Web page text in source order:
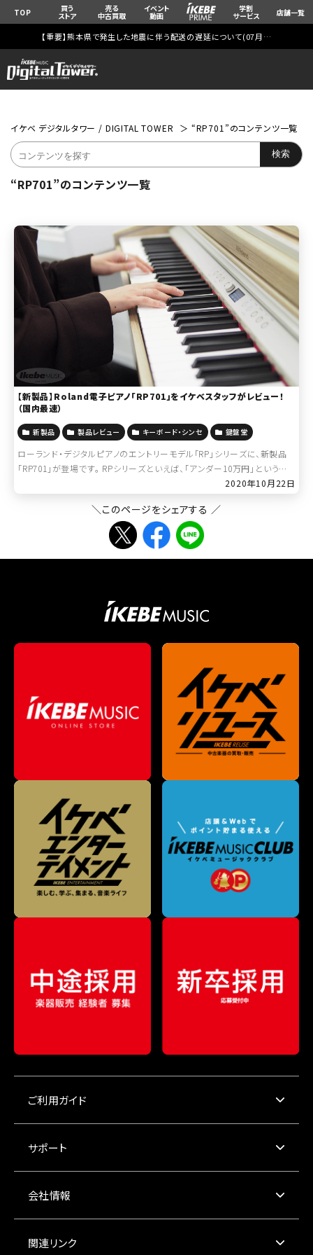
TOP 買う
ストア
売る
中古買取
イベント
動画
学割
サービス 店舗一覧
【重要】熊本県で発生した地震に伴う配送の遅延について(07月29日
イケベ デジタルタワー / DIGITAL TOWER “RP701”のコンテンツ一覧
“RP701”のコンテンツ一覧
【新製品】Roland電子ピアノ「RP701」をイケベスタッフがレビュー！
（国内最速）
新製品 製品レビュー キーボード・シンセ 鍵盤堂
ローランド・デジタルピアノのエントリーモデル「RP」シリーズに、新製品
「RP701」が登場です。 RPシリーズといえば、「アンダー10万円」という絶
妙なプライスと本格的なスペックで「おうち時間」の主役として大ヒット、
今な […]
2020年10月22日
＼このページをシェアする ／
ご利用ガイド
サポート
会社情報
関連リンク